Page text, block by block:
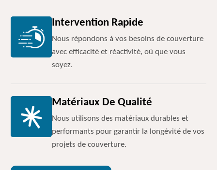
Intervention Rapide
Nous répondons à vos besoins de couverture
avec efficacité et réactivité, où que vous
soyez.
Matériaux De Qualité
Nous utilisons des matériaux durables et
performants pour garantir la longévité de vos
projets de couverture.